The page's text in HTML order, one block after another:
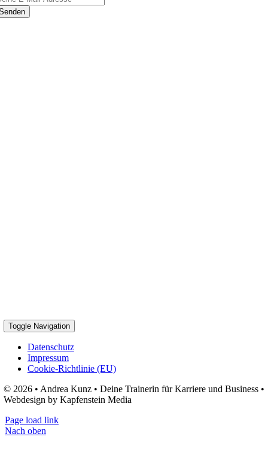
Toggle Navigation
Datenschutz
Impressum
Cookie-Richtlinie (EU)
© 2026 • Andrea Kunz • Deine Trainerin für Karriere und Business •
Webdesign by Kapfenstein Media
Page load link
Nach oben